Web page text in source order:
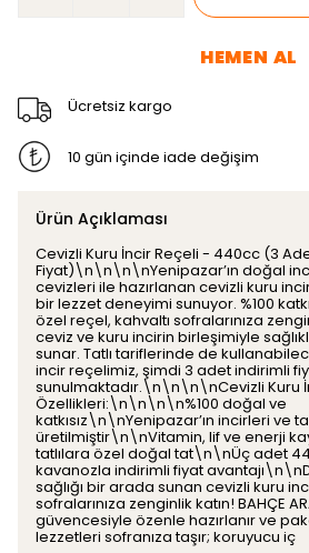
HEMEN AL
Ücretsiz kargo
10 gün içinde iade değişim
Ürün Açıklaması
Cevizli Kuru İncir Reçeli - 440cc (3
Fiyat)\n\n\n\nYenipazar’ın doğal
cevizleri ile hazırlanan cevizli kuru
bir lezzet deneyimi sunuyor. %100
özel reçel, kahvaltı sofralarınıza
ceviz ve kuru incirin birleşimiyle
sunar. Tatlı tariflerinde de
incir reçelimiz, şimdi 3 adet indirimli
sunulmaktadır.\n\n\n\nCevizli Kuru
Özellikleri:\n\n\n\n%100 doğal ve
katkısız\n\nYenipazar’ın incirleri ve
üretilmiştir\n\nVitamin, lif ve enerji
tatlılara özel doğal tat\n\nÜç adet
kavanozla indirimli fiyat
sağlığı bir arada sunan cevizli kuru
sofralarınıza zenginlik katın! BAHÇE
güvencesiyle özenle hazırlanır ve
lezzetleri sofranıza taşır; koruyucu iç